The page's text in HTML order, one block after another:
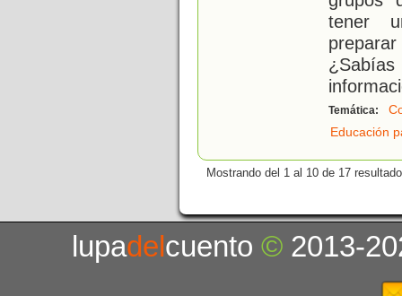
tener
Temática:
Educación
Mostrando del 1 al 10 de 17
lupadelcuento© 2013-